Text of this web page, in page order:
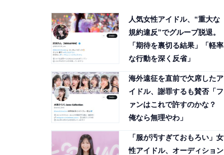
人気女性アイドル、“重大な
規約違反”でグループ脱退。
「期待を裏切る結果」「軽率
な行動を深く反省」
海外遠征を直前で欠席したア
イドル、謝罪するも賛否「フ
ァンはこれで許すのかな？
俺なら無理やわ」
「服が汚すぎておもろい」女
性アイドル、オーディション